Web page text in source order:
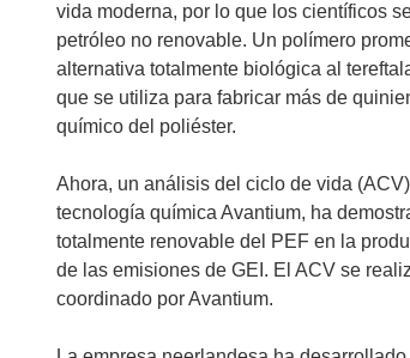
vida moderna, por lo que los científicos
petróleo no renovable. Un polímero
alternativa totalmente biológica al
que se utiliza para fabricar más de
químico del poliéster.
Ahora, un análisis del ciclo de vida
tecnología química Avantium, ha
totalmente renovable del PEF en la
de las emisiones de GEI. El ACV se
coordinado por Avantium.